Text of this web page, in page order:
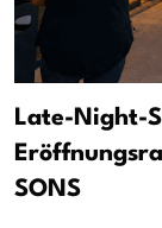
Late-Night-
SONS